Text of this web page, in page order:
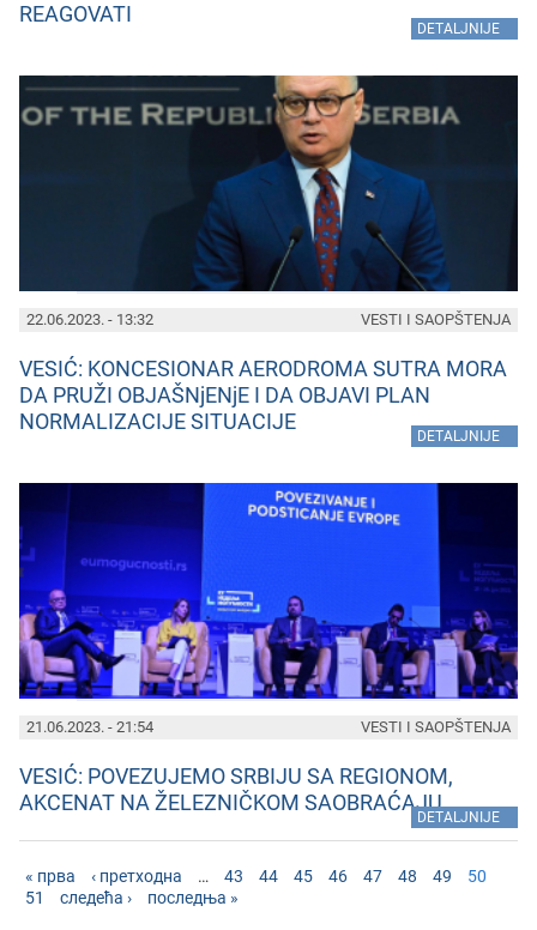
REAGOVATI
DETALJNIJE
22.06.2023. - 13:32
VESIĆ: KONCESIONAR AERODROMA SUTRA MORA
DA PRUŽI OBJAŠNjENjE I DA OBJAVI PLAN
NORMALIZACIJE SITUACIJE
DETALJNIJE
VESTI I SAOPŠTENJA
21.06.2023. - 21:54
VESIĆ: POVEZUJEMO SRBIJU SA REGIONOM,
AKCENAT NA ŽELEZNIČKOM SAOBRAĆAJU
DETALJNIJE
VESTI I SAOPŠTENJA
« прва ‹ претходна … 43 44 45 46 47 48 49
50
51
следећа › последња »